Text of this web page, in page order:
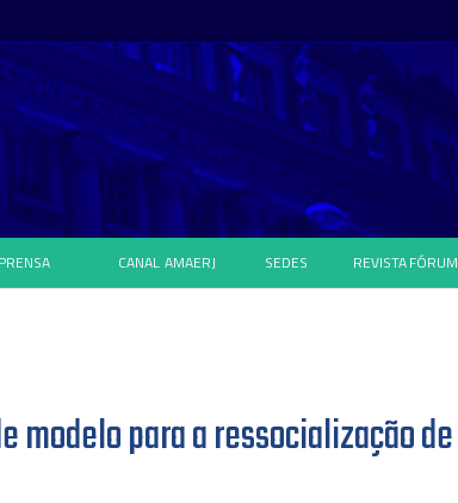
CANAL AMAERJ SEDES REVISTAFÓRUM
modelo para a ressocialização de